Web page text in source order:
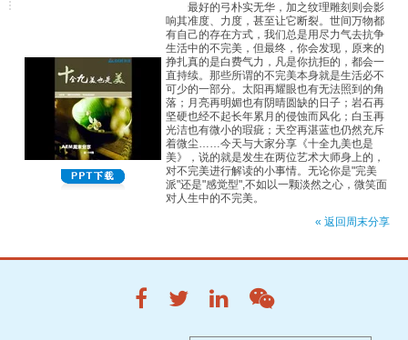
最好的弓朴实无华，加之纹理雕刻则会影
响其准度、力度，甚至让它断裂。世间万物都
有自己的存在方式，我们总是用尽力气去抗争
生活中的不完美，但最终，你会发现，原来的
挣扎真的是白费气力，凡是你抗拒的，都会一
直持续。那些所谓的不完美本身就是生活必不
可少的一部分。太阳再耀眼也有无法照到的角
落；月亮再明媚也有阴晴圆缺的日子；岩石再
坚硬也经不起长年累月的侵蚀而风化；白玉再
光洁也有微小的瑕疵；天空再湛蓝也仍然充斥
着微尘……今天与大家分享《十全九美也是
美》，说的就是发生在两位艺术大师身上的，
对不完美进行解读的小事情。无论你是"完美
派"还是"感觉型",不如以一颗淡然之心，微笑面
对人生中的不完美。
« 返回周末分享